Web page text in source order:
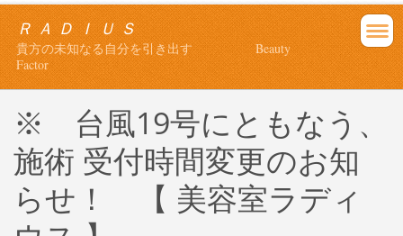
Ｒ Ａ Ｄ Ｉ Ｕ Ｓ
貴方の未知なる自分を引き出す Beauty
Factor
※ 台風19号にともなう、
施術 受付時間変更のお知
らせ！ 【 美容室ラディ